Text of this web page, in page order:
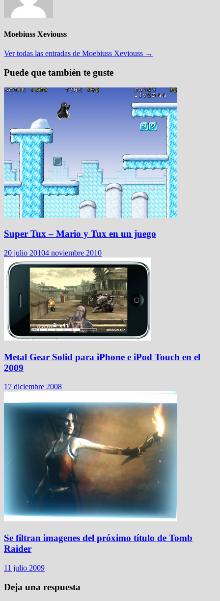
Moebiuss Xeviouss
Ver todas las entradas de Moebiuss Xeviouss →
Puede que también te guste
Super Tux – Mario y Tux en un juego
20 julio 20104 noviembre 2010
Metal Gear Solid para iPhone e iPod Touch en el
2009
17 diciembre 2008
Se filtran imagenes del próximo título de Tomb
Raider
11 julio 2009
Deja una respuesta